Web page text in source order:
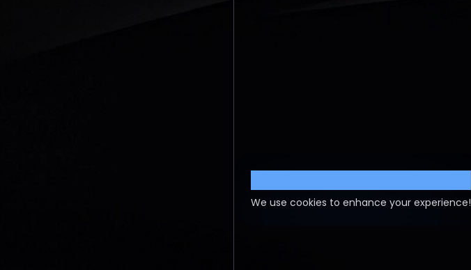
We use cookies to enhance your experience!